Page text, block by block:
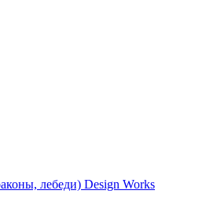
лебеди) Design Works